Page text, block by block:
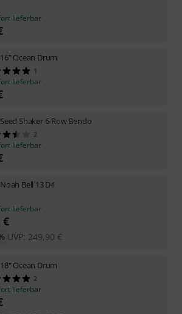
lieferbar
16" Ocean Drum
1
lieferbar
Seed Shaker 6-Row Bendo
2
lieferbar
Noah Bell 13 D4
lieferbar
€
UVP: 249,90 €
18" Ocean Drum
2
lieferbar